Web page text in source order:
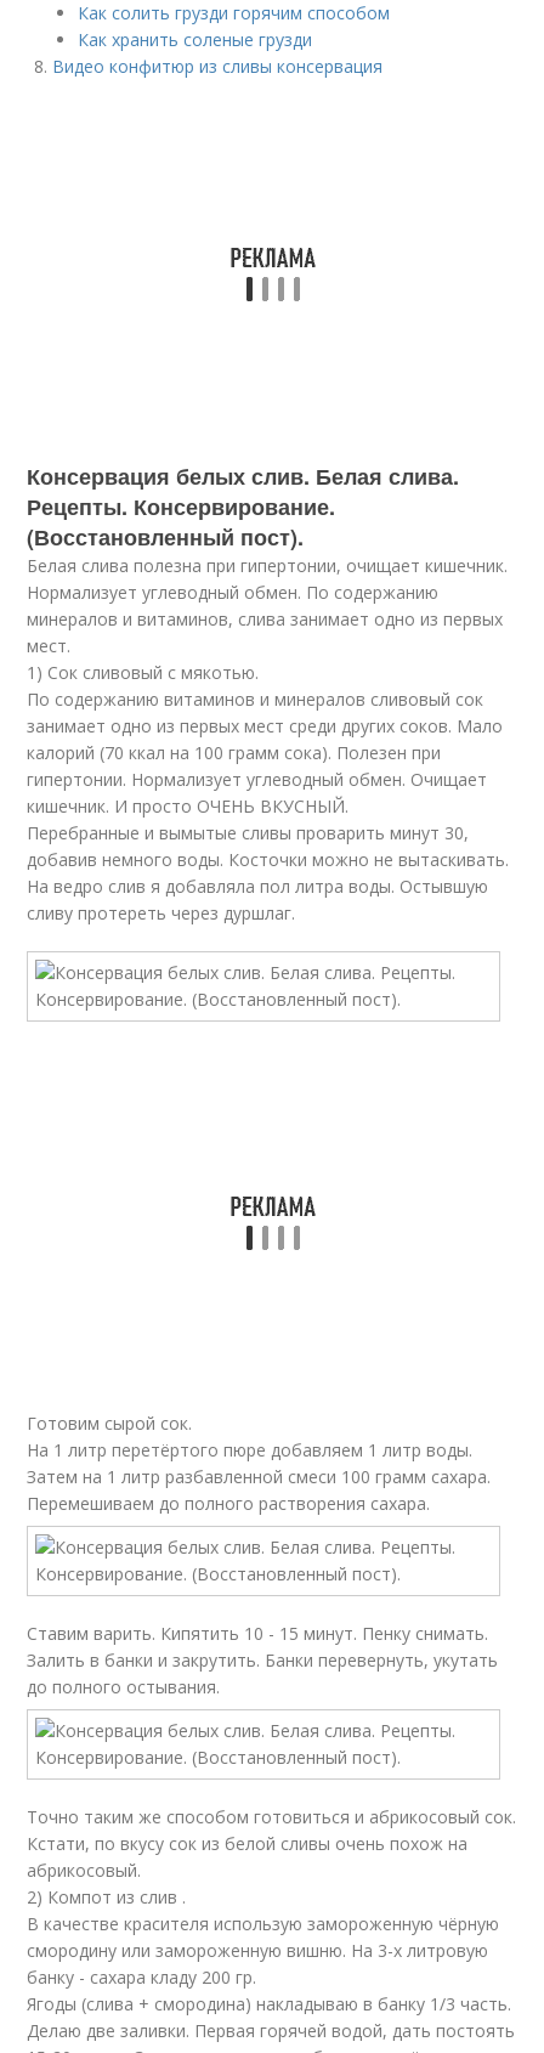
Как солить грузди горячим способом
Как хранить соленые грузди
Видео конфитюр из сливы консервация
Консервация белых слив. Белая слива.
Рецепты. Консервирование.
(Восстановленный пост).
Белая слива полезна при гипертонии, очищает кишечник.
Нормализует углеводный обмен. По содержанию
минералов и витаминов, слива занимает одно из первых
мест.
1) Сок сливовый с мякотью.
По содержанию витаминов и минералов сливовый сок
занимает одно из первых мест среди других соков. Мало
калорий (70 ккал на 100 грамм сока). Полезен при
гипертонии. Нормализует углеводный обмен. Очищает
кишечник. И просто ОЧЕНЬ ВКУСНЫЙ.
Перебранные и вымытые сливы проварить минут 30,
добавив немного воды. Косточки можно не вытаскивать.
На ведро слив я добавляла пол литра воды. Остывшую
сливу протереть через дуршлаг.
Готовим сырой сок.
На 1 литр перетёртого пюре добавляем 1 литр воды.
Затем на 1 литр разбавленной смеси 100 грамм сахара.
Перемешиваем до полного растворения сахара.
Ставим варить. Кипятить 10 - 15 минут. Пенку снимать.
Залить в банки и закрутить. Банки перевернуть, укутать
до полного остывания.
Точно таким же способом готовиться и абрикосовый сок.
Кстати, по вкусу сок из белой сливы очень похож на
абрикосовый.
2) Компот из слив .
В качестве красителя использую замороженную чёрную
смородину или замороженную вишню. На 3-х литровую
банку - сахара кладу 200 гр.
Ягоды (слива + смородина) накладываю в банку 1/3 часть.
Делаю две заливки. Первая горячей водой, дать постоять